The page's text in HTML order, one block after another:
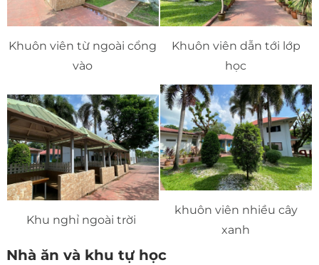
Khuôn viên từ ngoài cổng
vào
Khuôn viên dẫn tới lớp
học
Khu nghỉ ngoài trời
khuôn viên nhiều cây
xanh
Nhà ăn và khu tự học